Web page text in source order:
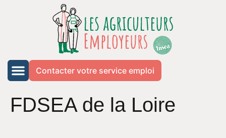
Contacter votre service emploi
FDSEA de la Loire